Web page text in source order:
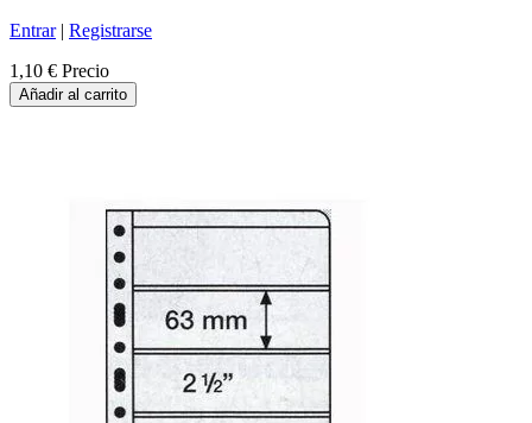
Entrar| Registrarse
1,10 € Precio
Añadir al carrito